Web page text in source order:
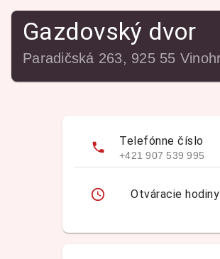
Gazdovský dvor
Paradičská 263, 925 55
Telefónne číslo
+421 907 539 995
Otváracie hodiny